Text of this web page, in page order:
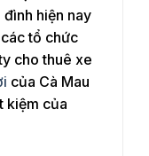
hiện nay
tổ chức
cho thuê xe
của Cà Mau
kiệm của